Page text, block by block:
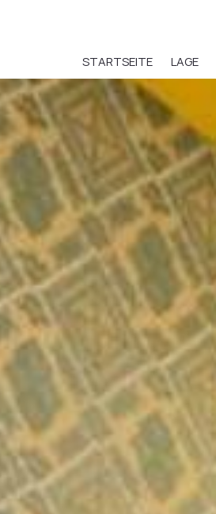
STARTSEITE LAGE